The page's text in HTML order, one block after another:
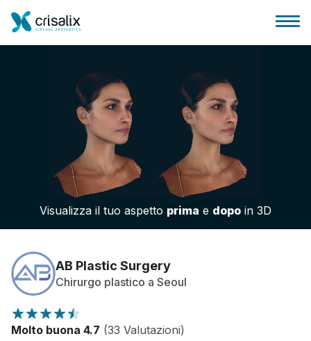
Accesso chirurghi
Piattaforma Business 3D
Piani
Recensioni dei pazienti
Visualizza il tuo aspetto prima e dopo in 3D
AB Plastic Surgery
Chirurgo plastico a Seoul
Molto buona 4.7 (33 Valutazioni)